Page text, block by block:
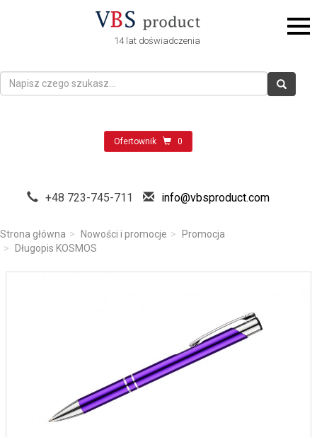
14 lat doświadczenia
Ofertownik 0
+48 723-745-711 info@vbsproduct.com
Strona główna Nowości i promocje
Promocja
Długopis KOSMOS